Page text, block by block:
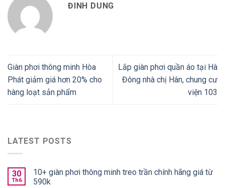
ĐINH DUNG
Giàn phơi thông minh Hòa
Phát giảm giá hơn 20% cho
hàng loạt sản phẩm
Lắp giàn phơi quần áo tại Hà
Đông nhà chị Hân, chung cư
viện 103
LATEST POSTS
30
Th6
10+ giàn phơi thông minh treo trần chính hãng giá từ
590k